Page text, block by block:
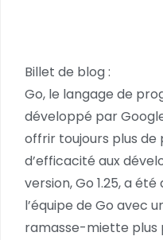
Billet de blog :
Go, le langage de
développé par
offrir toujours plus
d’efficacité aux
version, Go 1.25, a
l’équipe de Go avec
ramasse-miette plus